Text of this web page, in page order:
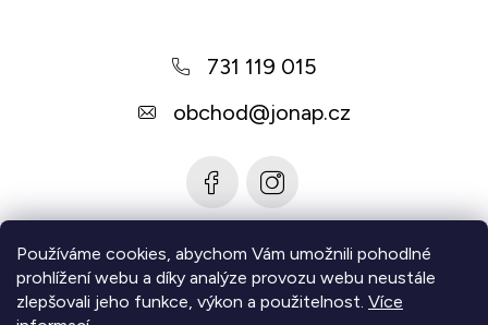
Používáme cookies, abychom Vám umožnili pohodlné
prohlížení webu a díky analýze provozu webu neustále
zlepšovali jeho funkce, výkon a použitelnost. Více
731 119 015
obchod@jonap.cz
Informace pro vás